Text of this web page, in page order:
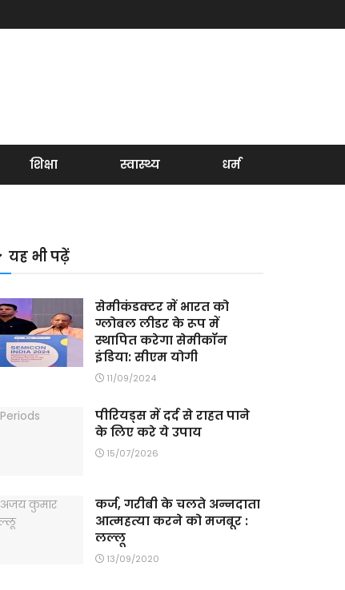
शिक्षा स्वास्थ्य धर्म
यह भी पढ़ें
सेमीकंडक्टर में भारत को
ग्लोबल लीडर के रूप में
स्थापित करेगा सेमीकॉन
इंडिया: सीएम योगी
11/09/2024
पीरियड्स में दर्द से राहत पाने
के लिए करे ये उपाय
15/07/2026
कर्ज, गरीबी के चलते अन्नदाता
आत्महत्या करने को मजबूर :
लल्लू
13/09/2020